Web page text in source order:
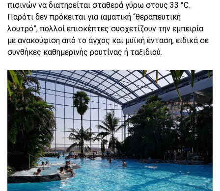
πισινών να διατηρείται σταθερά γύρω στους 33 °C.
Παρότι δεν πρόκειται για ιαματική “θεραπευτική
λουτρό”, πολλοί επισκέπτες συσχετίζουν την εμπειρία
με ανακούφιση από το άγχος και μυϊκή ένταση, ειδικά σε
συνθήκες καθημερινής ρουτίνας ή ταξιδιού.